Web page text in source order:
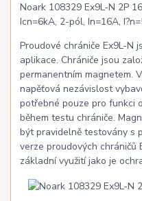
Noark 108329 Ex9L-N 2P
Icn=6kA, 2-pól, In=16A,
Proudové chrániče Ex9L-N
aplikace. Chrániče jsou
permanentním magnetem.
napěťová nezávislost
potřebné pouze pro funkci
během testu chrániče.
být pravidelně testovány s
verze proudových chráničů
základní využití jako je